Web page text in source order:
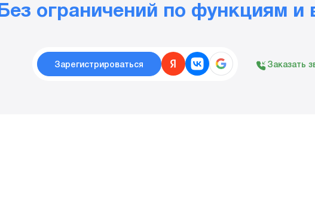
Без ограничений по функциям и
Зарегистрироваться Заказать